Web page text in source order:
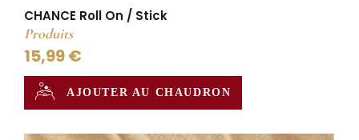
CHANCE Roll On / Stick
Produits
15,99 €
AJOUTER AU CHAUDRON